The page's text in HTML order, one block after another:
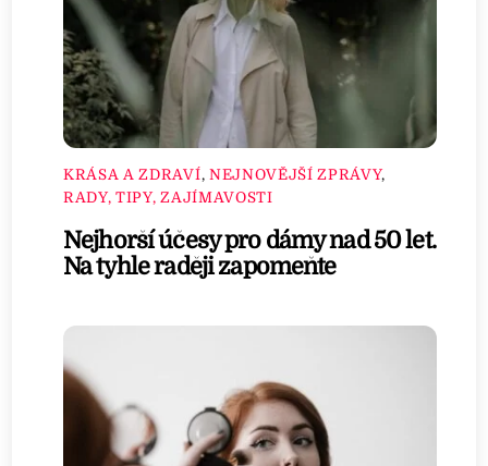
KRÁSA A ZDRAVÍ, NEJNOVĚJŠÍ ZPRÁVY,
RADY, TIPY, ZAJÍMAVOSTI
Nejhorší účesy pro dámy nad 50 let.
Na tyhle raději zapomeňte